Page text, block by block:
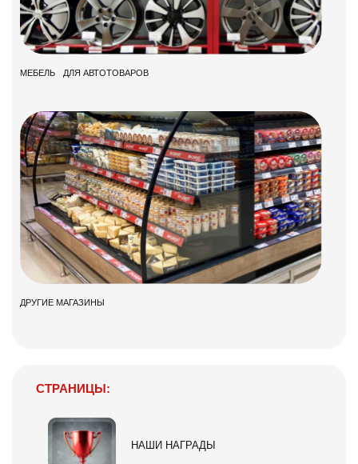
МЕБЕЛЬ ДЛЯ АВТОТОВАРОВ
ДРУГИЕ МАГАЗИНЫ
СТРАНИЦЫ:
НАШИ НАГРАДЫ